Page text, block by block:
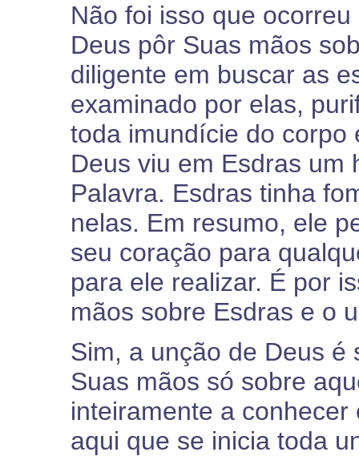
Não foi isso que
Deus pôr Suas mãos
diligente em buscar as
examinado por elas,
toda imundície do corpo
Deus viu em Esdras um
Palavra. Esdras tinha
nelas. Em resumo, ele
seu coração para
para ele realizar. É por
mãos sobre Esdras e o
Sim, a unção de Deus é
Suas mãos só sobre
inteiramente a
aqui que se inicia toda